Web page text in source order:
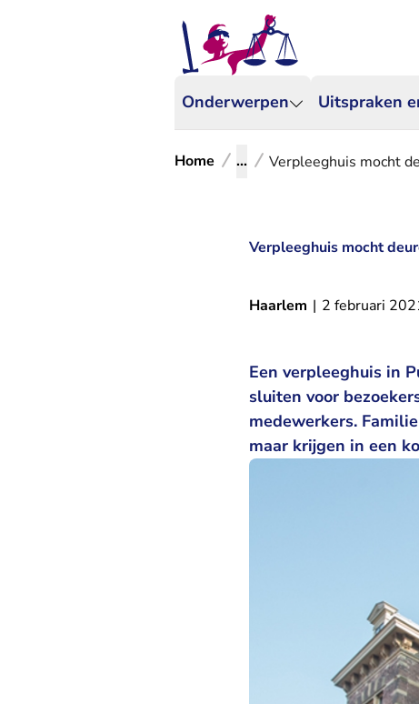
Onderwerpen Uitspraken
Home ... Verpleeghuis mocht
Verpleeghuis mocht
Haarlem | 2 februari
Een verpleeghuis in
sluiten voor
medewerkers.
maar krijgen in een